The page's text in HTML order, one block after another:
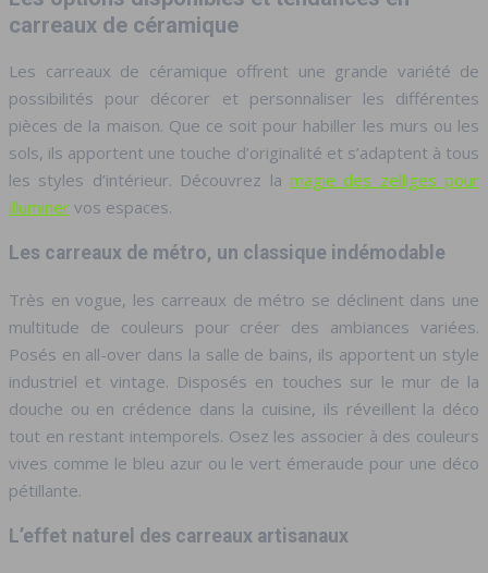
carreaux de céramique
Les carreaux de céramique offrent une grande variété de
possibilités pour décorer et personnaliser les différentes
pièces de la maison. Que ce soit pour habiller les murs ou les
sols, ils apportent une touche d’originalité et s’adaptent à tous
les styles d’intérieur. Découvrez la magie des zelliges pour
illuminer vos espaces.
Les carreaux de métro, un classique indémodable
Très en vogue, les carreaux de métro se déclinent dans une
multitude de couleurs pour créer des ambiances variées.
Posés en all-over dans la salle de bains, ils apportent un style
industriel et vintage. Disposés en touches sur le mur de la
douche ou en crédence dans la cuisine, ils réveillent la déco
tout en restant intemporels. Osez les associer à des couleurs
vives comme le bleu azur ou le vert émeraude pour une déco
pétillante.
L’effet naturel des carreaux artisanaux